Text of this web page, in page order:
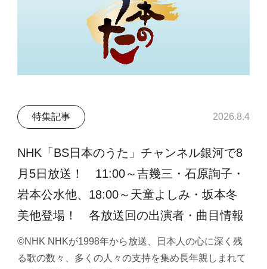
特集記事 2026.8.4
NHK「BS日本のうた」チャンネル銀河で8
月5日放送！ 11:00～吉幾三・石原詢子・
岩本公水他、18:00～天童よしみ・坂本冬
美他登場！ 各放送回の出演者・曲目情報
©NHK NHKが1998年から放送、日本人の心に深く残
る歌の数々、多くの人々の支持を集め長年親しまれて